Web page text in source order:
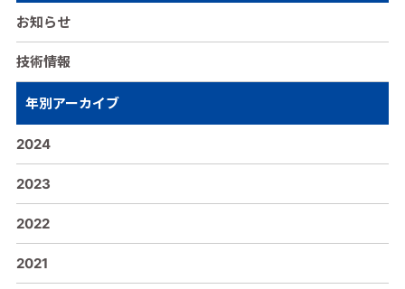
お知らせ
技術情報
年別アーカイブ
2024
2023
2022
2021